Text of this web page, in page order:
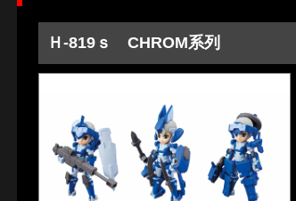
Ｈ-819ｓ CHROM系列